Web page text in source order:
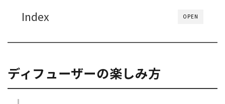
OPEN
Index
ディフューザーの楽しみ方